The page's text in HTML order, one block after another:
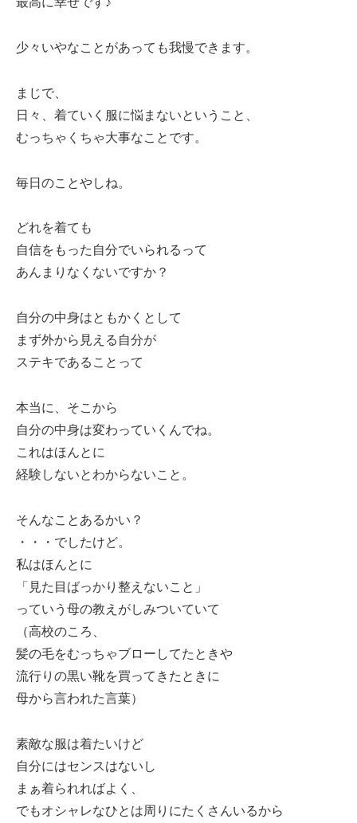
少々いやなことがあっても我慢できます。
まじで、
日々、着ていく服に悩まないということ、
むっちゃくちゃ大事なことです。
毎日のことやしね。
どれを着ても
自信をもった自分でいられるって
あんまりなくないですか？
自分の中身はともかくとして
まず外から見える自分が
ステキであることって
本当に、そこから
自分の中身は変わっていくんでね。
これはほんとに
経験しないとわからないこと。
そんなことあるかい？
・・・でしたけど。
私はほんとに
「見た目ばっかり整えないこと」
っていう母の教えがしみついていて
（高校のころ、
髪の毛をむっちゃブローしてたときや
流行りの黒い靴を買ってきたときに
母から言われた言葉）
素敵な服は着たいけど
自分にはセンスはないし
まぁ着られればよく、
でもオシャレなひとは周りにたくさんいるから